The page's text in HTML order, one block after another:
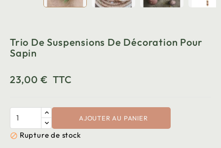
Trio De Suspensions De Décoration Pour
Sapin
23,00 € TTC
AJOUTER AU PANIER
 Rupture de stock